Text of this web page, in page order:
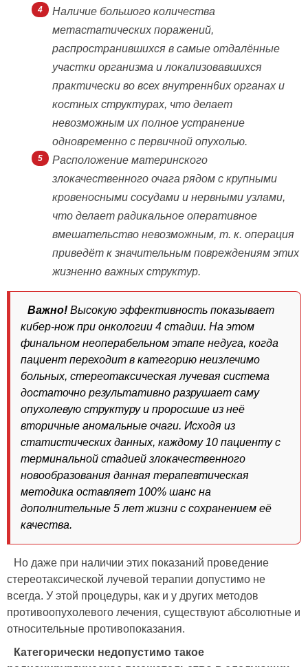
Наличие большого количества
метастатических поражений,
распространившихся в самые отдалённые
участки организма и локализовавшихся
практически во всех внутренн6их органах и
костных структурах, что делает
невозможным их полное устранение
одновременно с первичной опухолью.
Расположение материнского
злокачественного очага рядом с крупными
кровеносными сосудами и нервными узлами,
что делает радикальное оперативное
вмешательство невозможным, т. к. операция
приведёт к значительным повреждениям этих
жизненно важных структур.
Важно! Высокую эффективность показывает
кибер-нож при онкологии 4 стадии. На этом
финальном неоперабельном этапе недуга, когда
пациент переходит в категорию неизлечимо
больных, стереотаксическая лучевая система
достаточно результативно разрушает саму
опухолевую структуру и проросшие из неё
вторичные аномальные очаги. Исходя из
статистических данных, каждому 10 пациенту с
терминальной стадией злокачественного
новообразования данная терапевтическая
методика оставляет 100% шанс на
дополнительные 5 лет жизни с сохранением её
качества.
Но даже при наличии этих показаний проведение
стереотаксической лучевой терапии допустимо не
всегда. У этой процедуры, как и у других методов
противоопухолевого лечения, существуют абсолютные и
относительные противопоказания.
Категорически недопустимо такое